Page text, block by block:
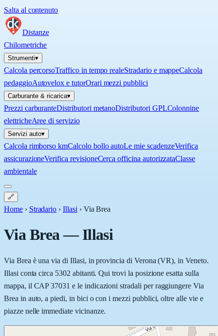
Salta al contenuto
Distanze
Chilometriche
Strumenti▾
Calcola percorsoTraffico in tempo realeStradario e mappeCalcola
pedaggioAutovelox e tutorOrari mezzi pubblici
Carburante & ricarica▾
Prezzi carburanteDistributori metanoDistributori GPLColonnine
elettricheAree di servizio
Servizi auto▾
Calcola rimborso kmCalcolo bollo autoLe mie scadenzeVerifica
assicurazioneVerifica revisioneCerca officina autorizzataClasse
ambientale
🔗
Home › Stradario › Illasi › Via Brea
Via Brea—Illasi
Via Brea è una via di Illasi, in provincia di Verona (VR), in Veneto.
Illasi conta circa 5302 abitanti. Qui trovi la posizione esatta sulla
mappa, il CAP 37031 e le indicazioni stradali per raggiungere Via
Brea in auto, a piedi, in bici o con i mezzi pubblici, oltre alle vie e
piazze nelle immediate vicinanze.